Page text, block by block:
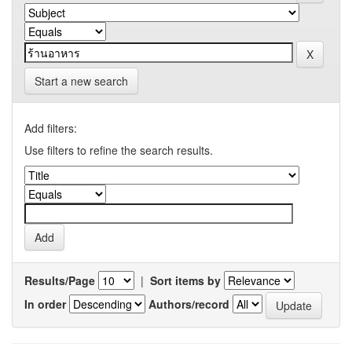
Start a new search
Add filters:
Use filters to refine the search results.
Results/Page | Sort items by
In order
Authors/record